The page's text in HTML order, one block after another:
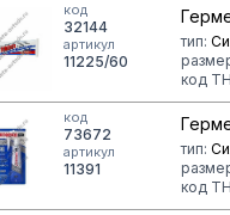
код
32144
артикул
11225/60
тип:
код
код
73672
артикул
11391
тип:
код